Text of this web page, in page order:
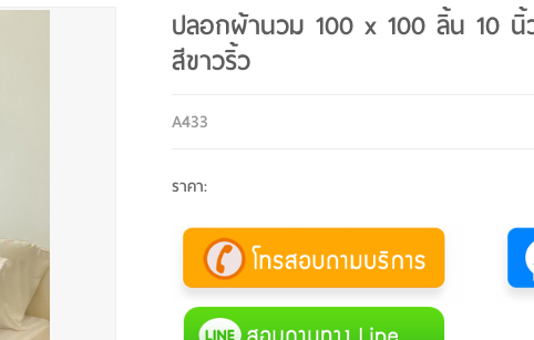
ปลอกผ้านวม 100 x 100 ลิ้น 10
สีขาวริ้ว
A433
ราคา: